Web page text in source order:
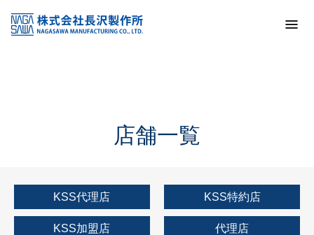
KSS加盟店・取扱店情報
店舗一覧
店舗一覧
KSS代理店 KSS特約店
KSS加盟店 代理店